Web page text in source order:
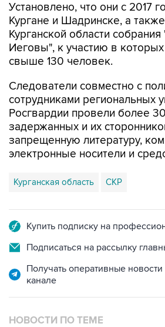
Установлено, что они с 2017
Кургане и Шадринске, а
Курганской области
Иеговы", к участию в
свыше 130 человек.
Следователи совместно с
сотрудниками региональных
Росгвардии провели более
задержанных и их
запрещенную литературу,
электронные носители и
Курганская область СКР
Купить подписку на
Подписаться на рассылку
Получать оперативные
канале
НОВОСТИ ПО ТЕМЕ